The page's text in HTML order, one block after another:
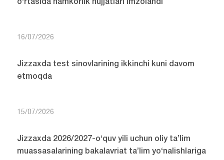
o‘rtasida hamkorlik hujjatlari imzolandi
16/07/2026
Jizzaxda test sinovlarining ikkinchi kuni davom
etmoqda
15/07/2026
Jizzaxda 2026/2027-o‘quv yili uchun oliy ta’lim
muassasalarining bakalavriat ta’lim yo‘nalishlariga